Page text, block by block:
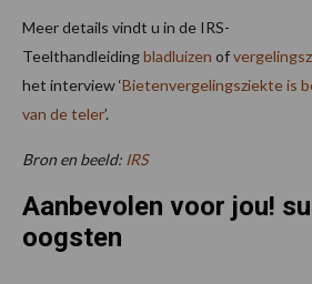
Meer details vindt u in de IRS-
Teelthandleidingbladluizen of
het interview ‘Bietenvergelingsziekte is
van de teler’.
Bron en beeld: IRS
Aanbevolen voor jou!
oogsten